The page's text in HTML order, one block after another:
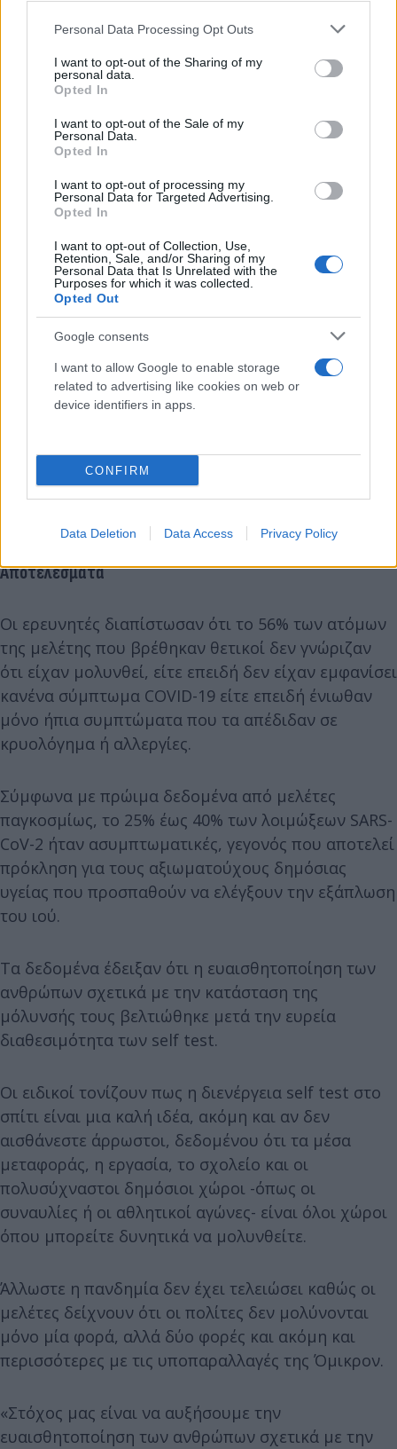
Please note that this website/app uses one or more Google
not limited to your visit or usage behaviour. You may click to
grant or deny consent to Google and its third-party tags to
use your data for below specified purposes in below Google
consent section.
Personal Data Processing Opt Outs
I want to opt-out of the Sharing of my
personal data.
Opted In
I want to opt-out of the Sale of my
Personal Data.
Opted In
I want to opt-out of processing my
Personal Data for Targeted Advertising.
Opted In
I want to opt-out of Collection, Use,
Retention, Sale, and/or Sharing of my
Personal Data that Is Unrelated with the
Purposes for which it was collected.
Opted Out
Google consents
I want to allow Google to enable storage
related to advertising like cookies on web or
device identifiers in apps.
CONFIRM
Data Deletion Data Access Privacy Policy
Τα περισσότερα άτομα της μελέτης είχαν
εμβολιαστεί και οι ερευνητές μέτρησαν τα επίπεδα
δύο διαφορετικών τύπων αντισωμάτων: εκείνων
απάντηση στα εμβόλια και εκείνων που το
ανοσοποιητικό σύστημα παρήγαγε μετά τη
μόλυνση με τον ιό.
έπρεπε να έχουν επίπεδα αντισωμάτων που
προκλήθηκαν από τη μόλυνση κάτω από ένα
συγκεκριμένο όριο, γεγονός που υποδηλώνει ότι
δεν είχαν μολυνθεί πρόσφατα από τον ιό.
Με αυτόν τον τρόπο, οποιαδήποτε αύξηση των
επιπέδων αντισωμάτων λειτουργούσε ως
περιέγραψαν επίσης τα συμπτώματά τους και τα
αποτελέσματα όσων τεστ έκαναν για να
διαπιστωθεί αν είχαν κάποια λοίμωξη κατά τη
διάρκεια της περιόδου μελέτης.
Αποτελέσματα
Οι ερευνητές διαπίστωσαν ότι το 56% των ατόμων
της μελέτης που βρέθηκαν θετικοί δεν γνώριζαν
ότι είχαν μολυνθεί, είτε επειδή δεν είχαν εμφανίσει
κανένα σύμπτωμα COVID-19 είτε επειδή ένιωθαν
μόνο ήπια συμπτώματα που τα απέδιδαν σε
κρυολόγημα ή αλλεργίες.
Σύμφωνα με πρώιμα δεδομένα από μελέτες
παγκοσμίως, το 25% έως 40% των λοιμώξεων SARS-
CoV-2 ήταν ασυμπτωματικές, γεγονός που αποτελεί
πρόκληση για τους αξιωματούχους δημόσιας
υγείας που προσπαθούν να ελέγξουν την εξάπλωση
του ιού.
Τα δεδομένα έδειξαν ότι η ευαισθητοποίηση των
ανθρώπων σχετικά με την κατάσταση της
μόλυνσής τους βελτιώθηκε μετά την ευρεία
διαθεσιμότητα των self test.
Οι ειδικοί τονίζουν πως η διενέργεια self test στο
σπίτι είναι μια καλή ιδέα, ακόμη και αν δεν
αισθάνεστε άρρωστοι, δεδομένου ότι τα μέσα
μεταφοράς, η εργασία, το σχολείο και οι
πολυσύχναστοι δημόσιοι χώροι -όπως οι
συναυλίες ή οι αθλητικοί αγώνες- είναι όλοι χώροι
όπου μπορείτε δυνητικά να μολυνθείτε.
Άλλωστε η πανδημία δεν έχει τελειώσει καθώς οι
μελέτες δείχνουν ότι οι πολίτες δεν μολύνονται
μόνο μία φορά, αλλά δύο φορές και ακόμη και
περισσότερες με τις υποπαραλλαγές της Όμικρον.
«Στόχος μας είναι να αυξήσουμε την
ευαισθητοποίηση των ανθρώπων σχετικά με την